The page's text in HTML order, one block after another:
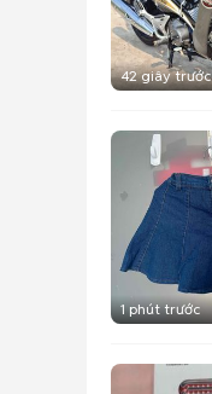
42 giây trước
1 phút trước